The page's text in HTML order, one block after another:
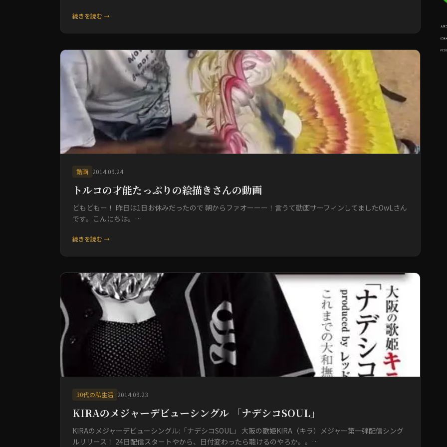
続きを読む →
動画 2014.09.24
トルコの才能たっぷりの絵描きさんの動画
どもどもー！ 昨日は1日お休みだったので 朝からファオーーー！言うて動画サーフィンしてましたOwLさん
です。こんにちは。…
続きを読む →
30代の私生活 2014.09.23
KIRAのメジャーデビューシングル 「ナデシコSOUL」
KIRAのメジャーデビューシングル:「ナデシコSOUL」 大阪の歌姫KIRA（キラ）メジャー第一弾配信シング
ルリリース！ 24日配信スタートやから、日付変わったら聴けるのやろか。。…
人気
にほ
FC2